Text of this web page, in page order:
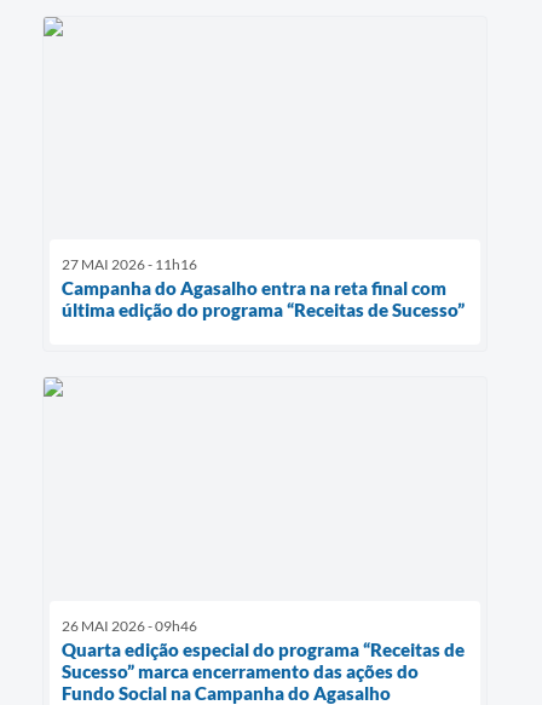
27 MAI 2026 - 11h16
Campanha do Agasalho entra na reta final com
última edição do programa “Receitas de Sucesso”
26 MAI 2026 - 09h46
Quarta edição especial do programa “Receitas de
Sucesso” marca encerramento das ações do
Fundo Social na Campanha do Agasalho